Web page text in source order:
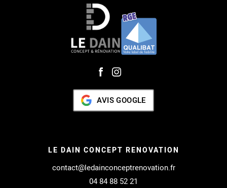
AVIS GOOGLE
LE DAIN CONCEPT RENOVATION
contact@ledainconceptrenovation.fr
04 84 88 52 21